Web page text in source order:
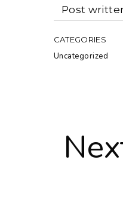
Post
CATEGORIES
Uncategorized